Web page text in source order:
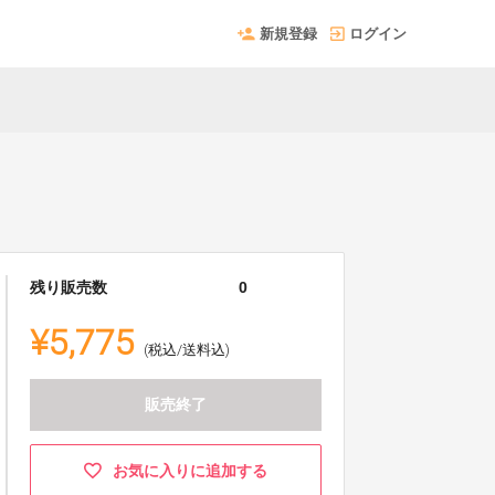
新規登録 ログイン
残り販売数 0
¥5,775 (税込/送料込)
販売終了
お気に入りに追加する